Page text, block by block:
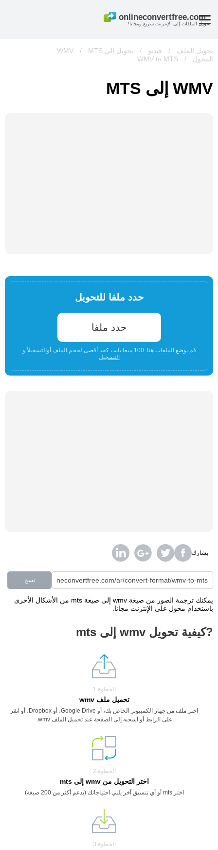
تحويل الملفات إلى الإنترنت سريع ومجانا!
تحويل الملف / فيديو / تحويل إلى WMV /
MTS
المحول
/
WMV to MTS
WMV إلى MTS
حدد ملفا للتحويل
حدد ملفا
قم بوضع الملفات هنا. 100 ميغا بايت كحد أقصى لحجم الملف أوالتسجيلأ و
التسجيل
يشارك
نسخ
يمكنك ترجمة الصور من صيغة wmv إلى صيغة mts من الأشكال الأخرى
باستخدام محول على الإنترنت مجانا.
?كيفية تحويل wmv إلى mts
الخطوة 1
تحميل ملف wmv
اختر ملف من جهاز الكمبيوتر الخاص بك، أو Google Drive، أو Dropbox، أو انقر
على الرابط أو اسحبه إلى الصفحة عند تحميل الملف wmv.
الخطوة 2
اختر التحويل من wmv إلى mts
اختر mts أو أي تنسيق آخر يلبي احتياجاتك (يدعم أكثر من 200 صيغة)
الخطوة 3